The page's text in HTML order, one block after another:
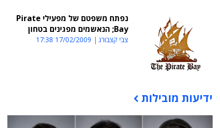
נפתח משפטם של מפעילי Pirate
Bay; הנאשמים מפגינים בטחון
צבי קצבורג 17/02/2009 17:38
תוכן פרסומי
ידיעות מובילות